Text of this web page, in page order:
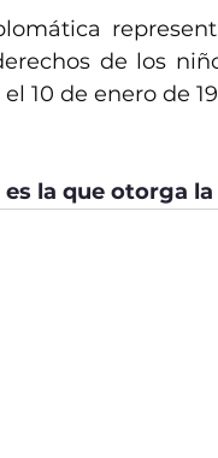
de los
10 de enero de
la que otorga